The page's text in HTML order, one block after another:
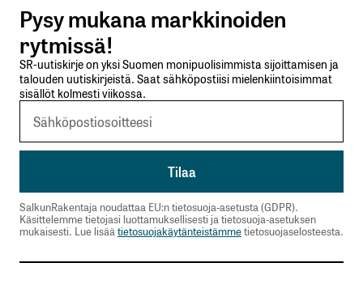
Lähetä kommentti
Pysy mukana markkinoiden
rytmissä!
SR-uutiskirje on yksi Suomen monipuolisimmista sijoittamisen ja
talouden uutiskirjeistä. Saat sähköpostiisi mielenkiintoisimmat
sisällöt kolmesti viikossa.
SalkunRakentaja noudattaa EU:n tietosuoja-asetusta (GDPR).
Käsittelemme tietojasi luottamuksellisesti ja tietosuoja-asetuksen
mukaisesti. Lue lisää tietosuojakäytänteistämmetietosuojaselosteesta.